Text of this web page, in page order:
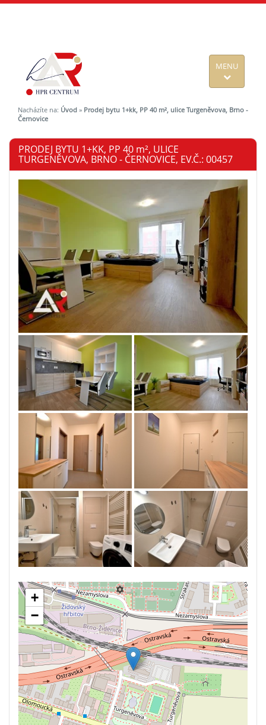
MENU
Nacházíte na: Úvod » Prodej bytu 1+kk, PP 40 m², ulice Turgeněvova, Brno -
Černovice
PRODEJ BYTU 1+KK, PP 40 m², ULICE
TURGENĚVOVA, BRNO - ČERNOVICE, EV.Č.: 00457
+
−